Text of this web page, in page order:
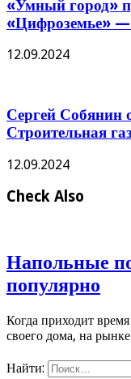
«Умный город»
«Цифроземье» —
12.09.2024
Сергей
Строительная
12.09.2024
Check Also
Напольные
популярно
Когда приходит
своего дома, на
Найти: